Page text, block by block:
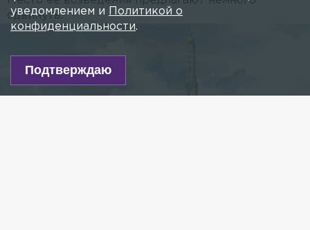
сдвинуть.
уведомлением и
Политикой о
конфиденциальности.
Подтверждаю